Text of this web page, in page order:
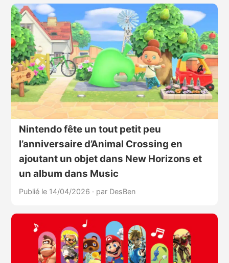
Nintendo fête un tout petit peu
l’anniversaire d’Animal Crossing en
ajoutant un objet dans New Horizons et
un album dans Music
Publié le 14/04/2026 · par DesBen